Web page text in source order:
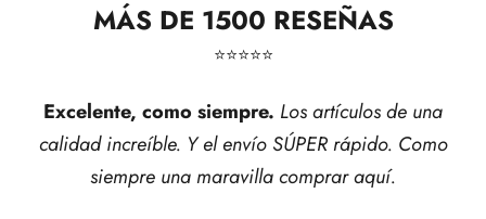
MÁS DE 1500 RESEÑAS
⭐​⭐​⭐​⭐​⭐​
Excelente, como siempre. Los artículos de una
calidad increíble. Y el envío SÚPER rápido. Como
siempre una maravilla comprar aquí.